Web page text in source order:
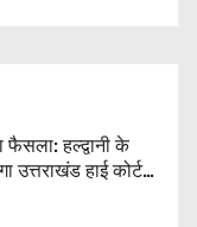
फैसला: हल्द्वानी के
उत्तराखंड हाई कोर्ट,